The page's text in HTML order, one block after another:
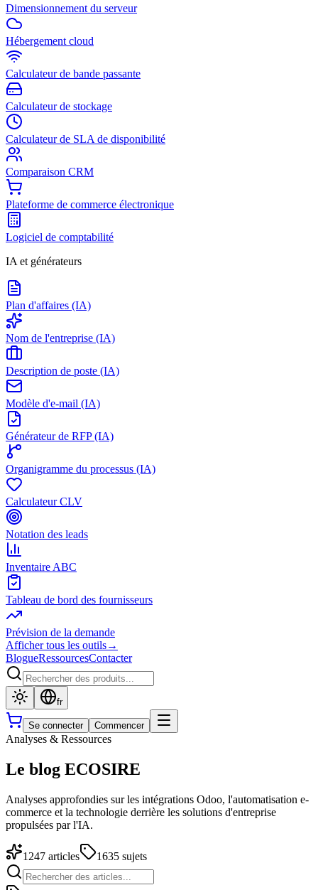
Dimensionnement du serveur
Hébergement cloud
Calculateur de bande passante
Calculateur de stockage
Calculateur de SLA de disponibilité
Comparaison CRM
Plateforme de commerce électronique
Logiciel de comptabilité
IA et générateurs
Plan d'affaires (IA)
Nom de l'entreprise (IA)
Description de poste (IA)
Modèle d'e-mail (IA)
Générateur de RFP (IA)
Organigramme du processus (IA)
Calculateur CLV
Notation des leads
Inventaire ABC
Tableau de bord des fournisseurs
Prévision de la demande
Afficher tous les outils→
BlogueRessourcesContacter
fr
Se connecter Commencer
Analyses & Ressources
Le blog ECOSIRE
Analyses approfondies sur les intégrations Odoo, l'automatisation e-
commerce et la technologie derrière les solutions d'entreprise
propulsées par l'IA.
1247 articles 1635 sujets